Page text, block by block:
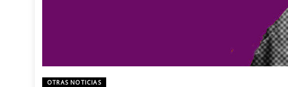
OTRAS NOTICIAS